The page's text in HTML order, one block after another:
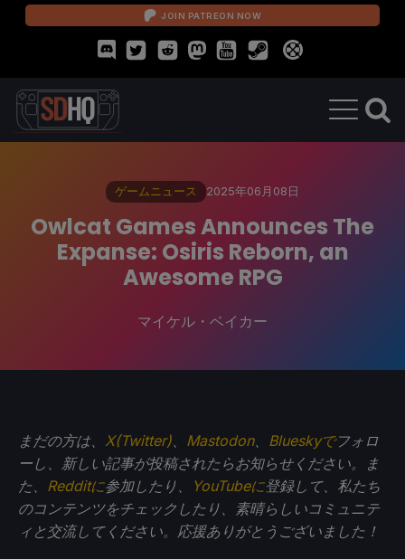
JOIN PATREON NOW
ゲームニュース 2025年06月08日
Owlcat Games Announces The
Expanse: Osiris Reborn, an
Awesome RPG
マイケル・ベイカー
まだの方は、 X(Twitter) Mastodon、 Blueskyでフォロ
ーし、新しい記事が投稿されたらお知らせください。ま
た、 Redditに参加したり、 YouTubeに登録して、私たち
のコンテンツをチェックしたり、素晴らしいコミュニテ
ィと交流してください。応援ありがとうございました！